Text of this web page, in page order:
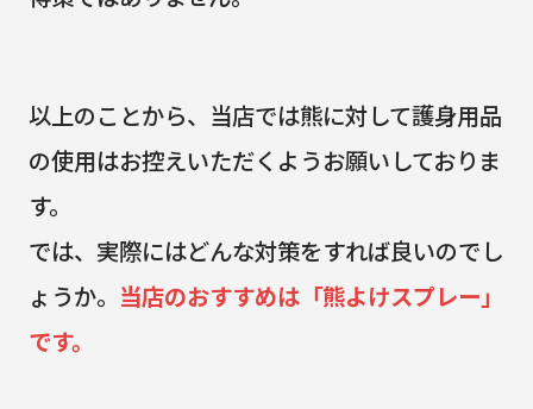
以上のことから、当店では熊に対して護身用品
の使用はお控えいただくようお願いしておりま
す。
では、実際にはどんな対策をすれば良いのでし
ょうか。 当店のおすすめは「熊よけスプレー」
です。